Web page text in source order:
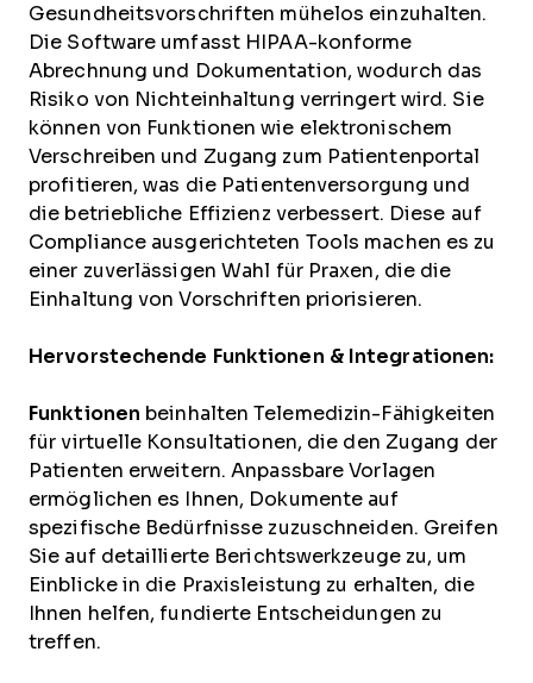
Gesundheitsvorschriften mühelos einzuhalten.
Die Software umfasst HIPAA-konforme
Abrechnung und Dokumentation, wodurch das
Risiko von Nichteinhaltung verringert wird. Sie
können von Funktionen wie elektronischem
Verschreiben und Zugang zum Patientenportal
profitieren, was die Patientenversorgung und
die betriebliche Effizienz verbessert. Diese auf
Compliance ausgerichteten Tools machen es zu
einer zuverlässigen Wahl für Praxen, die die
Einhaltung von Vorschriften priorisieren.
Hervorstechende Funktionen & Integrationen:
Funktionen beinhalten Telemedizin-Fähigkeiten
für virtuelle Konsultationen, die den Zugang der
Patienten erweitern. Anpassbare Vorlagen
ermöglichen es Ihnen, Dokumente auf
spezifische Bedürfnisse zuzuschneiden. Greifen
Sie auf detaillierte Berichtswerkzeuge zu, um
Einblicke in die Praxisleistung zu erhalten, die
Ihnen helfen, fundierte Entscheidungen zu
treffen.